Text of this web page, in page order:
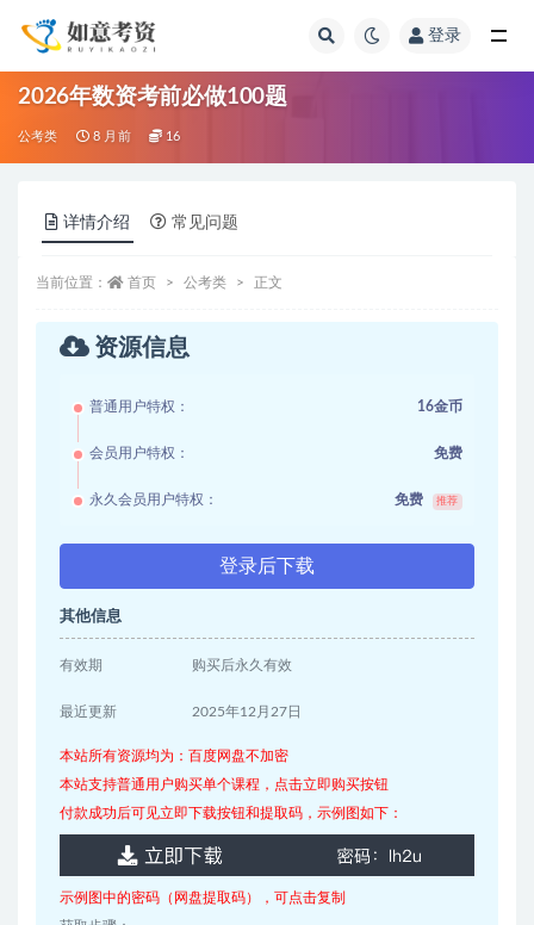
登录
2026年数资考前必做100题
公考类 8 月前 16
详情介绍 常见问题
当前位置： 首页 公考类 正文
资源信息
普通用户特权： 16金币
会员用户特权： 免费
永久会员用户特权： 免费 推荐
登录后下载
其他信息
有效期 购买后永久有效
最近更新 2025年12月27日
本站所有资源均为：百度网盘不加密
本站支持普通用户购买单个课程，点击立即购买按钮
付款成功后可见立即下载按钮和提取码，示例图如下：
示例图中的密码（网盘提取码），可点击复制